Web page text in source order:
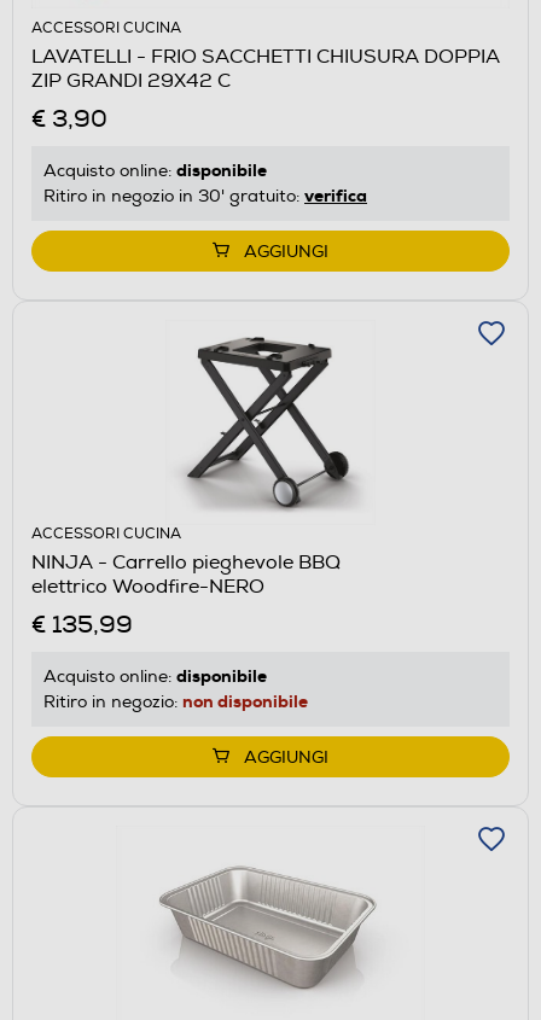
ACCESSORI CUCINA
LAVATELLI - FRIO SACCHETTI CHIUSURA DOPPIA
ZIP GRANDI 29X42 C
€ 3,90
Acquisto online: disponibile
Ritiro in negozio in 30' gratuito: verifica
AGGIUNGI
ACCESSORI CUCINA
NINJA - Carrello pieghevole BBQ
elettrico Woodfire-NERO
€ 135,99
Acquisto online: disponibile
Ritiro in negozio: non disponibile
AGGIUNGI